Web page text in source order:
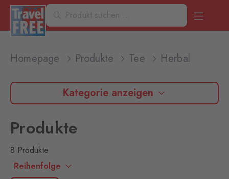
Homepage Produkte Tee Herbal
Kategorie anzeigen
Produkte
8 Produkte
Reihenfolge